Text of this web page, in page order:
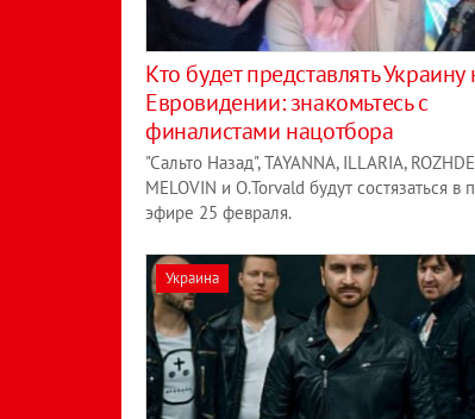
Кто будет представлять Украину
Евровидении: знакомьтесь с
финалистами нацотбора
"Сальто Назад", TAYANNA, ILLARIA,
MELOVIN и O.Torvald будут состязаться в
эфире 25 февраля.
Украина